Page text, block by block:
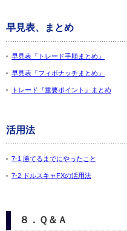
早見表、まとめ
早見表『トレード手順まとめ』
早見表『フィボナッチまとめ』
トレード『重要ポイント』まとめ
活用法
7-1 勝てるまでにやったこと
7-2 ドルスキャFXの活用法
８．Ｑ＆Ａ